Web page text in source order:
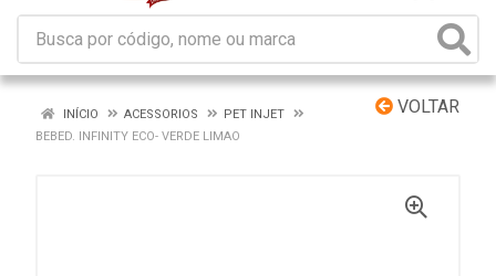
VOLTAR
INÍCIO ACESSORIOS
PET INJET
BEBED. INFINITY ECO- VERDE LIMAO